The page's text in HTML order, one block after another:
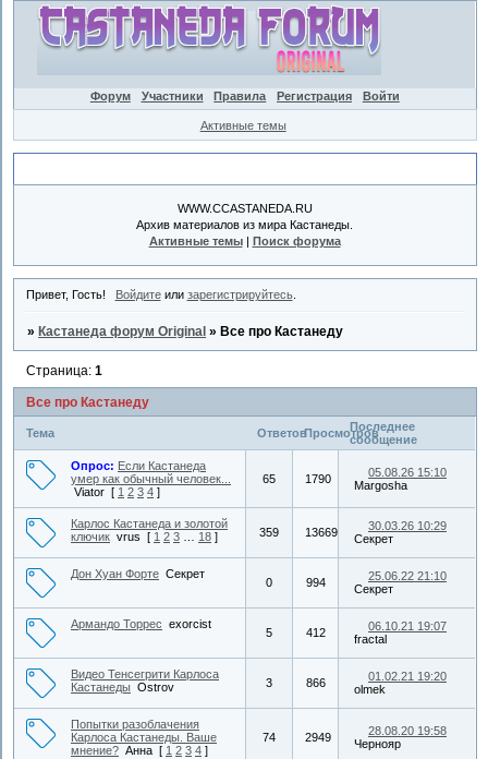
Форум Участники Правила Регистрация Войти
Активные темы
WWW.CCASTANEDA.RU
Архив материалов из мира Кастанеды.
Активные темы| Поиск форума
Привет, Гость! Войдитеили зарегистрируйтесь.
» Кастанеда форум Original » Все про Кастанеду
Все про Кастанеду
Страница:1
Тема ОтветовПросмотровПоследнее
сообщение
Опрос: Если Кастанеда
умер как обычный человек...
Viator [ 1 2 3 4 ]
65 1790
05.08.26 15:10
Margosha
Карлос Кастанеда и золотой
ключик vrus [ 1 2 3 18 ] 359 13669
30.03.26 10:29
Секрет
Дон Хуан Форте Секрет
0 994
25.06.22 21:10
Секрет
Армандо Торрес exorcist
5 412
06.10.21 19:07
fractal
Видео Тенсегрити Карлоса
Кастанеды Ostrov 3 866
01.02.21 19:20
olmek
Попытки разоблачения
Карлоса Кастанеды. Ваше
мнение? Анна [ 1 2 3 4 ]
74 2949
28.08.20 19:58
Чернояр